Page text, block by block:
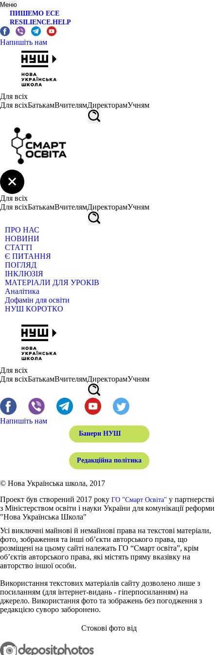
Меню
ПИШЕМО ЕСЕ
RESILIENCE.HELP
Напишіть нам
Для всіх
Для всіхБатькамВчителямДиректорамУчням
Для всіх
Для всіхБатькамВчителямДиректорамУчням
ПРО НАС
НОВИНИ
СТАТТІ
Є ПИТАННЯ
ПОГЛЯД
ІНКЛЮЗІЯ
МАТЕРІАЛИ ДЛЯ УРОКІВ
Аналітика
Дофамін для освіти
НУШ КОРОТКО
Для всіх
Для всіхБатькамВчителямДиректорамУчням
Напишіть нам
Банери НУШ
Редакційна політика
© Нова Українська школа, 2017
Проект був створений 2017 року ГО "Смарт Освіта" у партнерстві
з Міністерством освіти і науки України для комунікації реформи
"Нова Українська Школа"
Усі виключні майнові й немайнові права на текстові матеріали,
фото, зображення та інші об’єкти авторського права, що
розміщені на цьому сайті належать ГО “Смарт освіта”, крім
об’єктів авторського права, які містять пряму вказівку на
авторство іншої особи.
Використання текстових матеріалів сайту дозволено лише з
посиланням (для інтернет-видань - гіперпосиланням) на
джерело. Використання фото та зображень без погодження з
редакцією суворо заборонено.
Стокові фото від